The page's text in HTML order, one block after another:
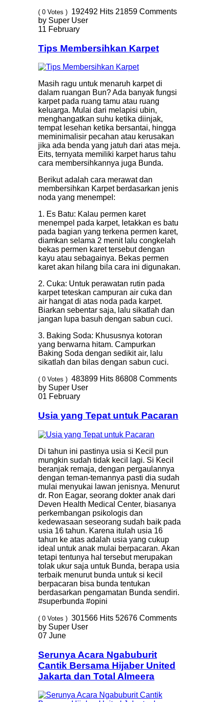
( 0 Votes ) 192492 Hits 21859 Comments
by Super User
11 February
Tips Membersihkan Karpet
Masih ragu untuk menaruh karpet di
dalam ruangan Bun? Ada banyak fungsi
karpet pada ruang tamu atau ruang
keluarga. Mulai dari melapisi ubin,
menghangatkan suhu ketika diinjak,
tempat lesehan ketika bersantai, hingga
meminimalisir pecahan atau kerusakan
jika ada benda yang jatuh dari atas meja.
Eits, ternyata memiliki karpet harus tahu
cara membersihkannya juga Bunda.
Berikut adalah cara merawat dan
membersihkan Karpet berdasarkan jenis
noda yang menempel:
1. Es Batu: Kalau permen karet
menempel pada karpet, letakkan es batu
pada bagian yang terkena permen karet,
diamkan selama 2 menit lalu congkelah
bekas permen karet tersebut dengan
kayu atau sebagainya. Bekas permen
karet akan hilang bila cara ini digunakan.
2. Cuka: Untuk perawatan rutin pada
karpet teteskan campuran air cuka dan
air hangat di atas noda pada karpet.
Biarkan sebentar saja, lalu sikatlah dan
jangan lupa basuh dengan sabun cuci.
3. Baking Soda: Khususnya kotoran
yang berwarna hitam. Campurkan
Baking Soda dengan sedikit air, lalu
sikatlah dan bilas dengan sabun cuci.
( 0 Votes ) 483899 Hits 86808 Comments
by Super User
01 February
Usia yang Tepat untuk Pacaran
Di tahun ini pastinya usia si Kecil pun
mungkin sudah tidak kecil lagi. Si Kecil
beranjak remaja, dengan pergaulannya
dengan teman-temannya pasti dia sudah
mulai menyukai lawan jenisnya. Menurut
dr. Ron Eagar, seorang dokter anak dari
Deven Health Medical Center, biasanya
perkembangan psikologis dan
kedewasaan seseorang sudah baik pada
usia 16 tahun. Karena itulah usia 16
tahun ke atas adalah usia yang cukup
ideal untuk anak mulai berpacaran. Akan
tetapi tentunya hal tersebut merupakan
tolak ukur saja untuk Bunda, berapa usia
terbaik menurut bunda untuk si kecil
berpacaran bisa bunda tentukan
berdasarkan pengamatan Bunda sendiri.
#superbunda #opini
( 0 Votes ) 301566 Hits 52676 Comments
by Super User
07 June
Serunya Acara Ngabuburit
Cantik Bersama Hijaber United
Jakarta dan Total Almeera